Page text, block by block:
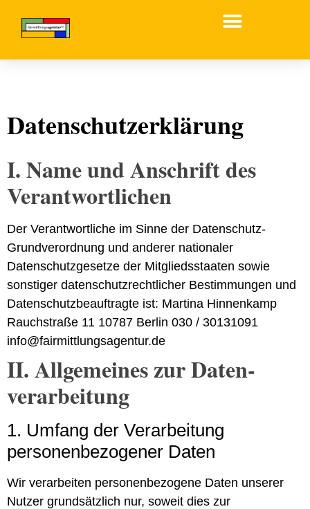
Datenschutz­erklärung
I. Name und Anschrift des
Verantwortlichen
Der Verantwortliche im Sinne der Datenschutz-
Grundverordnung und anderer nationaler
Datenschutzgesetze der Mitgliedsstaaten sowie
sonstiger datenschutzrechtlicher Bestimmungen und
Datenschutzbeauftragte ist: Martina Hinnenkamp
Rauchstraße 11 10787 Berlin 030 / 30131091
info@fairmittlungsagentur.de
II. Allgemeines zur Daten­
verarbeitung
1. Umfang der Verarbeitung
personen­bezogener Daten
Wir verarbeiten personenbezogene Daten unserer
Nutzer grundsätzlich nur, soweit dies zur